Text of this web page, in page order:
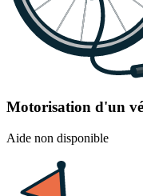
Motorisation d'un
Aide non disponible